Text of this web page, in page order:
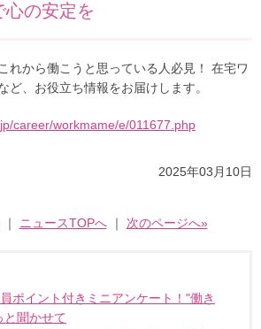
心の安定を
れから働こうと思っている人必見！ 在宅ワ
ど、お役立ち情報をお届けします。
career/workmame/e/011677.php
2025年03月10日
｜ ニュースTOPへ｜ 次のページへ»
ポイント付きミニアンケート！"働き
聞かせて